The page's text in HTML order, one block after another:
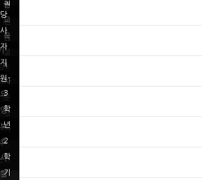
담
권
교
육
동
인
권
교
육
권
교
육
설
문
결
과
4
차
운
영
위
원
회
당
사
자
지
원-
요
양
보
호
사
힐
3
학
년
2
학
기